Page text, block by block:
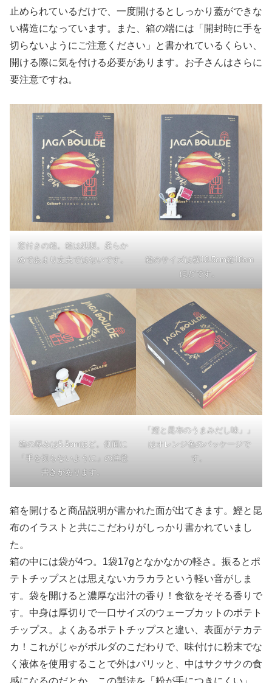
止められているだけで、一度開けるとしっかり蓋ができな
い構造になっています。また、箱の端には「開封時に手を
切らないようにご注意ください」と書かれているくらい、
開ける際に気を付ける必要があります。お子さんはさらに
要注意ですね。
窓付きの箱。箱は紙製。柔らか
めであまり丈夫ではないです。
箱のサイズは横13.5cm縦18cm
ほどです。
箱の厚みは5.5cmほど。側面に
「手を切らないように」の注意
書きがあります。
「鰹と昆布のうまみだし味」」
はオレンジ色のパッケージで
す。
箱を開けると商品説明が書かれた面が出てきます。鰹と昆
布のイラストと共にこだわりがしっかり書かれていまし
た。
箱の中には袋が4つ。1袋17gとなかなかの軽さ。振るとポ
テトチップスとは思えないカラカラという軽い音がしま
す。袋を開けると濃厚な出汁の香り！食欲をそそる香りで
す。中身は厚切りで一口サイズのウェーブカットのポテト
チップス。よくあるポテトチップスと違い、表面がテカテ
カ！これがじゃがボルダのこだわりで、味付けに粉末でな
く液体を使用することで外はパリッと、中はサクサクの食